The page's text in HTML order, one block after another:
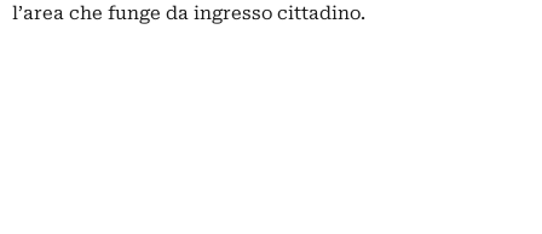
l’area che funge da ingresso cittadino.